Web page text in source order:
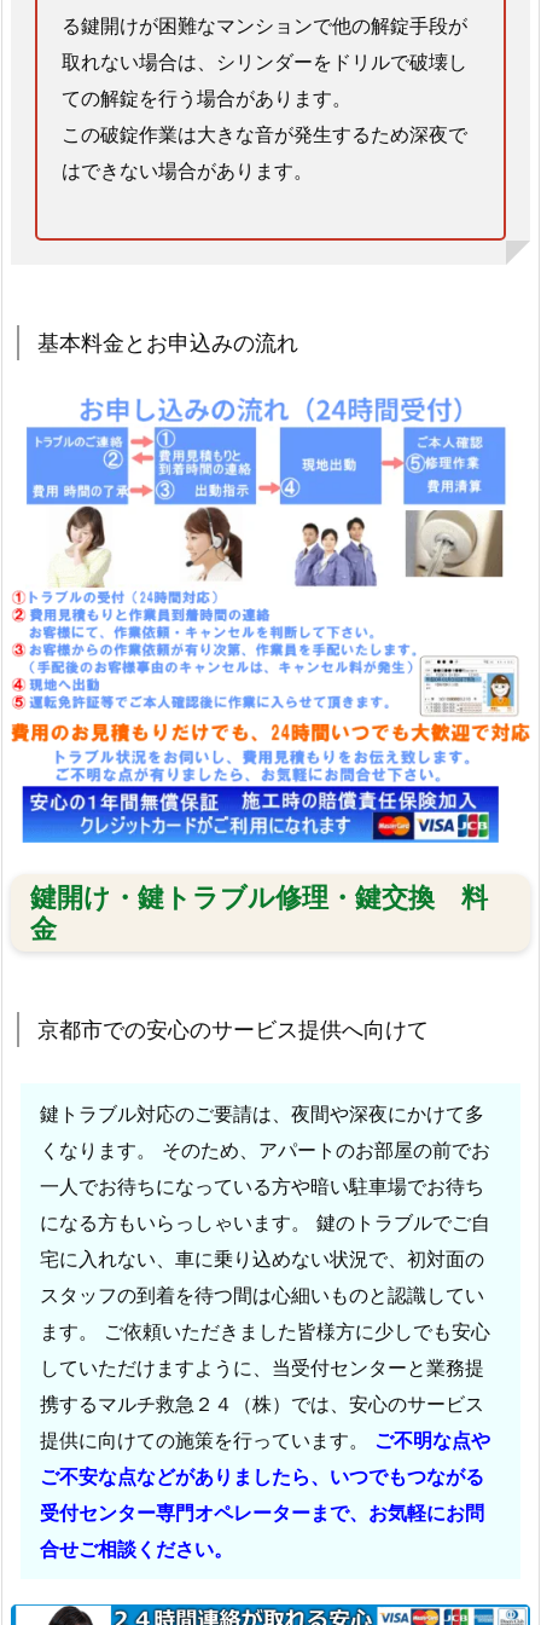
サ
ビ
ス
提
供
向
1.
都
サ
ー
ビ
ス
対
応
エ
リ
ア
1.
4.
1.
都
速
エ
リ
ア
1.
4.
都
府
出
張
エ
リ
る鍵開けが困難なマンションで他の解錠手段が
取れない場合は、シリンダーをドリルで破壊し
ての解錠を行う場合があります。
この破錠作業は大きな音が発生するため深夜で
はできない場合があります。
基本料金とお申込みの流れ
鍵開け・鍵トラブル修理・鍵交換 料
金
京都市での安心のサービス提供へ向けて
鍵トラブル対応のご要請は、夜間や深夜にかけて多
くなります。 そのため、アパートのお部屋の前でお
一人でお待ちになっている方や暗い駐車場でお待ち
になる方もいらっしゃいます。 鍵のトラブルでご自
宅に入れない、車に乗り込めない状況で、初対面の
スタッフの到着を待つ間は心細いものと認識してい
ます。 ご依頼いただきました皆様方に少しでも安心
していただけますように、当受付センターと業務提
携するマルチ救急２４（株）では、安心のサービス
提供に向けての施策を行っています。 ご不明な点や
ご不安な点などがありましたら、いつでもつながる
受付センター専門オペレーターまで、お気軽にお問
合せご相談ください。